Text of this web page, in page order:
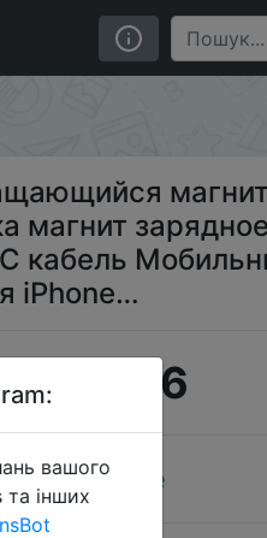
устройство Micro USB
магнит
кабель
iPhone…
$2.6
Sale
вашого
та інших